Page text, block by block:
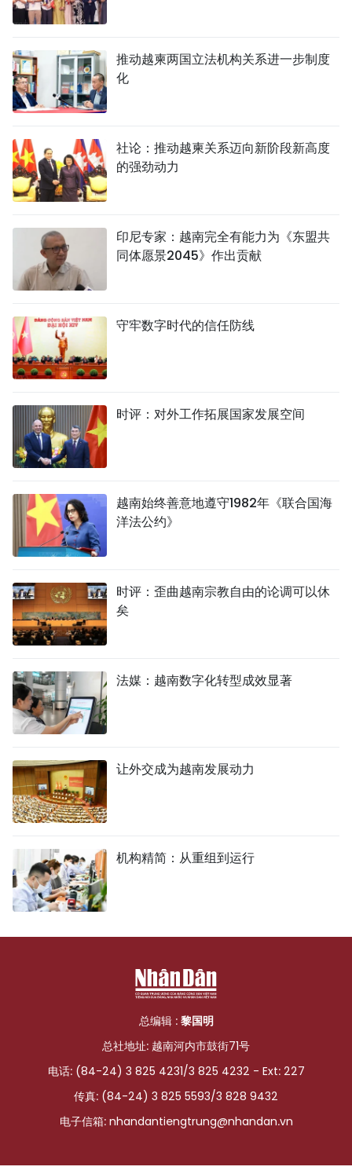
推动越柬两国立法机构关系进一步制度
化
社论：推动越柬关系迈向新阶段新高度
的强劲动力
印尼专家：越南完全有能力为《东盟共
同体愿景2045》作出贡献
守牢数字时代的信任防线
时评：对外工作拓展国家发展空间
越南始终善意地遵守1982年《联合国海
洋法公约》
时评：歪曲越南宗教自由的论调可以休
矣
法媒：越南数字化转型成效显著
让外交成为越南发展动力
机构精简：从重组到运行
总编辑 : 黎国明
总社地址: 越南河内市鼓街71号
电话: (84-24) 3 825 4231/3 825 4232 - Ext: 227
传真: (84-24) 3 825 5593/3 828 9432
电子信箱: nhandantiengtrung@nhandan.vn